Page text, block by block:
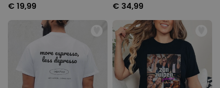
€ 19,99 € 34,99